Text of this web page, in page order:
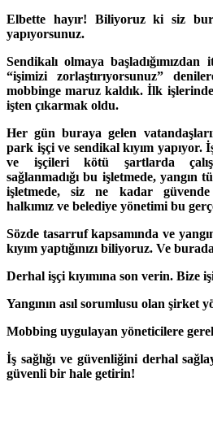
Elbette hayır! Biliyoruz ki siz
yapıyorsunuz.
Sendikalı olmaya
“işimizi zorlaştırıyorsunuz”
mobbinge maruz kaldık. İlk
işten çıkarmak oldu.
Her gün buraya gelen
park işçi ve sendikal kıyım
ve işçileri kötü şartlarda
sağlanmadığı bu işletmede, yangın
işletmede, siz ne kadar
halkımız ve belediye yönetimi bu
Sözde tasarruf kapsamında ve
kıyım yaptığınızı biliyoruz. Ve
Derhal işçi kıyımına son verin. Bize
Yangının asıl sorumlusu olan şirket
Mobbing uygulayan yöneticilere
İş sağlığı ve güvenliğini derhal
güvenli bir hale getirin!